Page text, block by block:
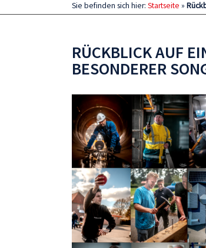
Sie befinden sich hier: Startseite »
RÜCKBLICK AUF
BESONDERER